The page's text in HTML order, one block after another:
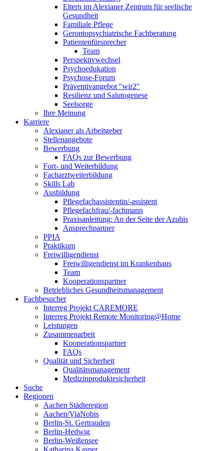
Eltern im Alexianer Zentrum für seelische
Gesundheit
Familiale Pflege
Gerontopsychiatrische Fachberatung
Patientenfürsprecher
Team
Perspektivwechsel
Psychoedukation
Psychose-Forum
Präventivangebot "wir2"
Resilienz und Salutogenese
Seelsorge
Ihre Meinung
Karriere
Alexianer als Arbeitgeber
Stellenangebote
Bewerbung
FAQs zur Bewerbung
Fort- und Weiterbildung
Facharztweiterbildung
Skills Lab
Ausbildung
Pflegefachassistentin/-assistent
Pflegefachfrau/-fachmann
Praxisanleitung: An der Seite der Azubis
Ansprechpartner
PPIA
Praktikum
Freiwilligendienst
Freiwilligendienst im Krankenhaus
Team
Kooperationspartner
Betriebliches Gesundheitsmanagement
Fachbesucher
Interreg Projekt CAREMORE
Interreg Projekt Remote Monitoring@Home
Leistungen
Zusammenarbeit
Kooperationspartner
FAQs
Qualität und Sicherheit
Qualitätsmanagement
Medizinproduktesicherheit
Suche
Regionen
Aachen Städteregion
Aachen/ViaNobis
Berlin-St. Gertrauden
Berlin-Hedwig
Berlin-Weißensee